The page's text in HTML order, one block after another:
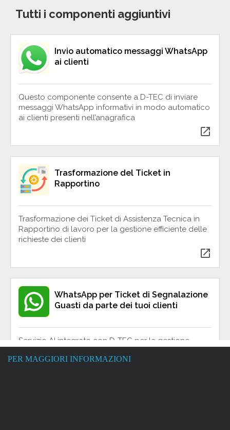
PER MAGGIORI INFORMAZIONI